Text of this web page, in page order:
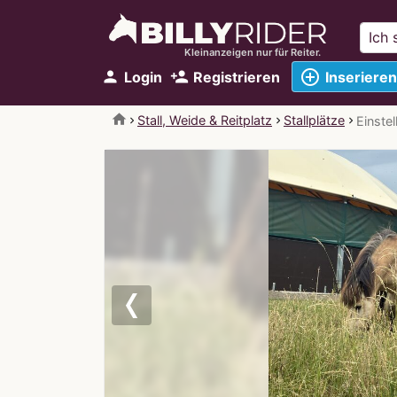
Kleinanzeigen nur für Reiter.
person Login person_add Registrieren add_circle_outline Inserieren
home Stall, Weide & Reitplatz Stallplätze